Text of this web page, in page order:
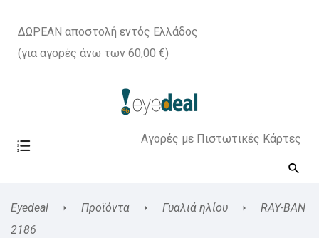
ΔΩΡΕΑΝ αποστολή εντός Ελλάδος
(για αγορές άνω των 60,00 €)
Αγορές με Πιστωτικές Κάρτες
Eyedeal Προϊόντα Γυαλιά ηλίου
RAY-BAN
2186